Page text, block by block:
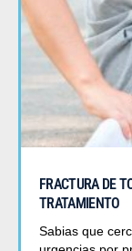
FRACTURA DE
TRATAMIENTO
Sabias que